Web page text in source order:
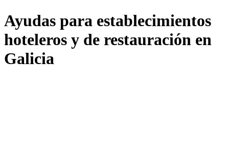
Ayudas para establecimientos
hoteleros y de restauración en
Galicia